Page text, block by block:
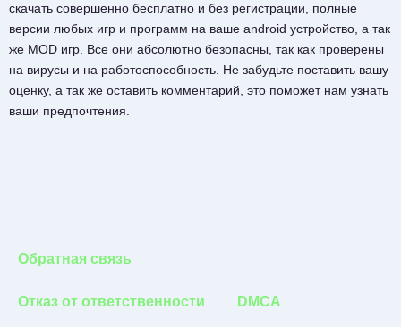
скачать совершенно бесплатно и без регистрации, полные
версии любых игр и программ на ваше android устройство, а так
же MOD игр. Все они абсолютно безопасны, так как проверены
на вирусы и на работоспособность. Не забудьте поставить вашу
оценку, а так же оставить комментарий, это поможет нам узнать
ваши предпочтения.
Обратная связь
Отказ от ответственности DMCA